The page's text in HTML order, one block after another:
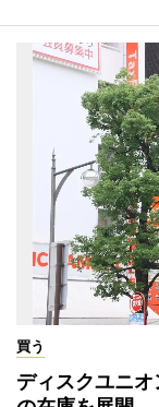
買う
ディスクユニ